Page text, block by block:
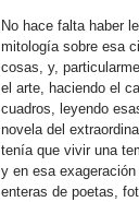
No hace falta haber
mitología sobre esa
cosas, y,
el arte, haciendo el
cuadros, leyendo
novela del
tenía que vivir una
y en esa
enteras de poetas,